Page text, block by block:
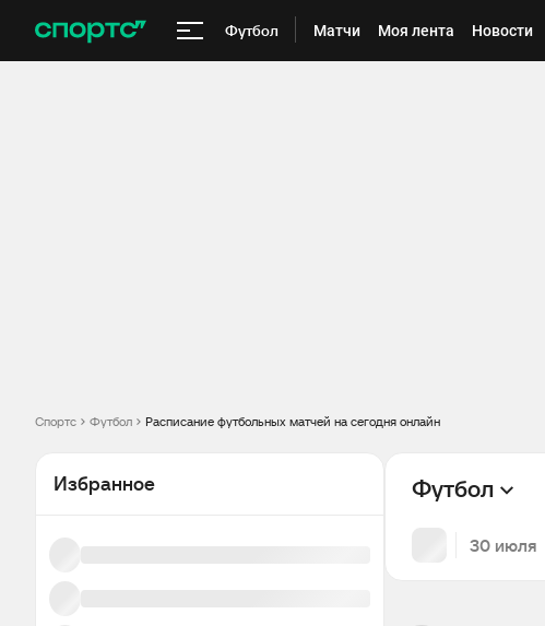
Футбол Матчи Моя лента Новости
Спортс Футбол Расписание футбольных матчей на сегодня онлайн
Футбол
30 июля
Избранное